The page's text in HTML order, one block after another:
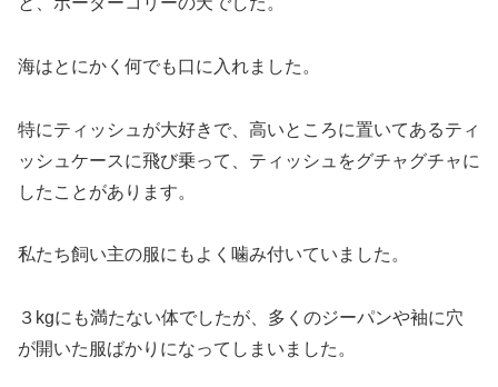
海はとにかく何でも口に入れました。
特にティッシュが大好きで、高いところに置いてあるティ
ッシュケースに飛び乗って、ティッシュをグチャグチャに
したことがあります。
私たち飼い主の服にもよく噛み付いていました。
３kgにも満たない体でしたが、多くのジーパンや袖に穴
が開いた服ばかりになってしまいました。